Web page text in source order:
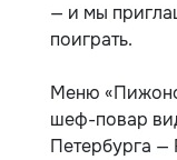
— и мы
поиграть.
Меню
шеф-повар
Петербурга —